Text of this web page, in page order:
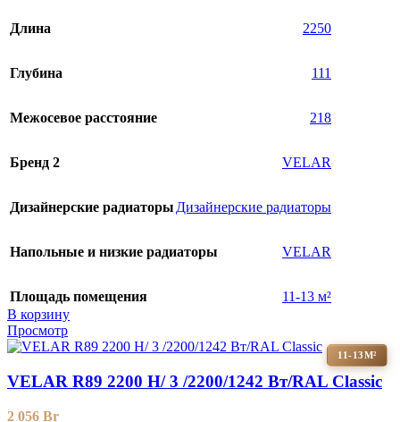
Длина 2250
Глубина 111
Межосевое расстояние 218
Бренд 2 VELAR
Дизайнерские радиаторы Дизайнерские радиаторы
Напольные и низкие радиаторы VELAR
Площадь помещения
11-13 м²
В корзину
Просмотр
11-13М²
VELAR R89 2200 H/ 3 /2200/1242 Вт/RAL Classic
2 056 Br